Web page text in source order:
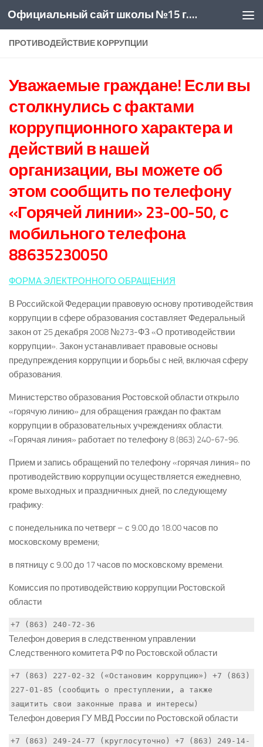
Skip to content Официальный сайт школы №15 г. Новочеркасск
ПРОТИВОДЕЙСТВИЕ КОРРУПЦИИ
Уважаемые граждане! Если вы
столкнулись с фактами
коррупционного характера и
действий в нашей
организации, вы можете об
этом сообщить по телефону
«Горячей линии» 23-00-50, с
мобильного телефона
88635230050
ФОРМА ЭЛЕКТРОННОГО ОБРАЩЕНИЯ
В Российской Федерации правовую основу противодействия
коррупции в сфере образования составляет Федеральный
закон от 25 декабря 2008 №273-ФЗ «О противодействии
коррупции». Закон устанавливает правовые основы
предупреждения коррупции и борьбы с ней, включая сферу
образования.
Министерство образования Ростовской области открыло
«горячую линию» для обращения граждан по фактам
коррупции в образовательных учреждениях области.
«Горячая линия» работает по телефону 8 (863) 240-67-96.
Прием и запись обращений по телефону «горячая линия» по
противодействию коррупции осуществляется ежедневно,
кроме выходных и праздничных дней, по следующему
графику:
с понедельника по четверг – с 9.00 до 18.00 часов по
московскому времени;
в пятницу с 9.00 до 17 часов по московскому времени.
Комиссия по противодействию коррупции Ростовской
области
+7 (863) 240-72-36
Телефон доверия в следственном управлении
Следственного комитета РФ по Ростовской области
+7 (863) 227-02-32 («Остановим коррупцию») +7 (863)
227-01-85 (сообщить о преступлении, а также
защитить свои законные права и интересы)
Телефон доверия ГУ МВД России по Ростовской области
+7 (863) 249-24-77 (круглосуточно) +7 (863) 249-14-